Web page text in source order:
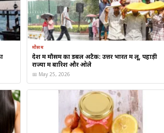
मौसम
देश में मौसम का डबल अटैक: उत्तर भारत में लू, पहाड़ी
राज्यों में बारिश और ओले
📅 May 25, 2026